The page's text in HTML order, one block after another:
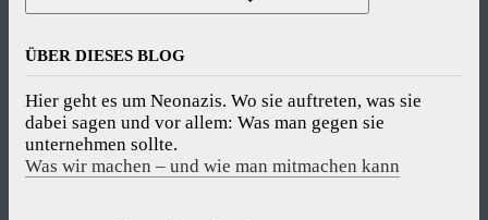
ÜBER DIESES BLOG
Hier geht es um Neonazis. Wo sie auftreten, was sie
dabei sagen und vor allem: Was man gegen sie
unternehmen sollte.
Was wir machen – und wie man mitmachen kann